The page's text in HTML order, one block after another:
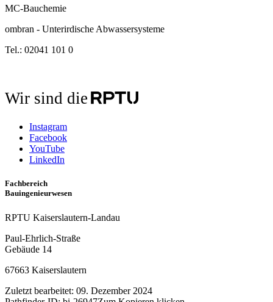
MC-Bauchemie
ombran - Unterirdische Abwassersysteme
Tel.: 02041 101 0
Wir sind die
Instagram
Facebook
YouTube
LinkedIn
Fachbereich
Bauingenieurwesen
RPTU Kaiserslautern-Landau
Paul-Ehrlich-Straße
Gebäude 14
67663 Kaiserslautern
Zuletzt bearbeitet: 09. Dezember 2024